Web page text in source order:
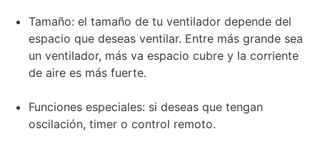
Tamaño: el tamaño de tu ventilador depende del
espacio que deseas ventilar. Entre más grande sea
un ventilador, más va espacio cubre y la corriente
de aire es más fuerte.
Funciones especiales: si deseas que tengan
oscilación, timer o control remoto.